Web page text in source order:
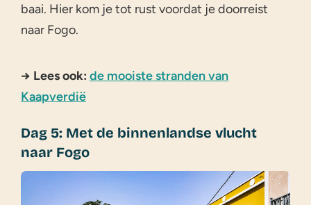
baai. Hier kom je tot rust voordat je doorreist
naar Fogo.
→ Lees ook: de mooiste stranden van
Kaapverdië
Dag 5: Met de binnenlandse vlucht
naar Fogo